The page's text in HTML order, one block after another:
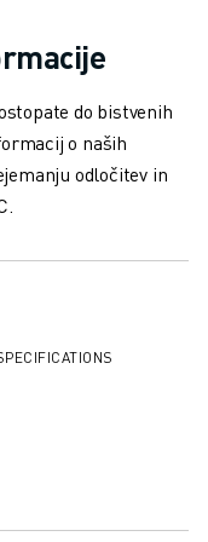
do bistvenih
o naših
odločitev in